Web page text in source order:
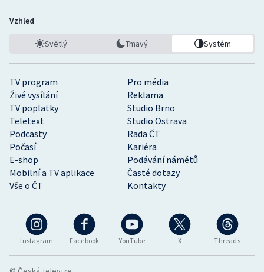
Instagram Facebook YouTube X Threads
TV program
Pro média
Živé vysílání
Reklama
TV poplatky
Studio Brno
Teletext
Studio Ostrava
Podcasty
Rada ČT
Počasí
Kariéra
E-shop
Podávání námětů
Mobilní a TV aplikace
Časté dotazy
Vše o ČT
Kontakty
Vzhled
Světlý Tmavý Systém